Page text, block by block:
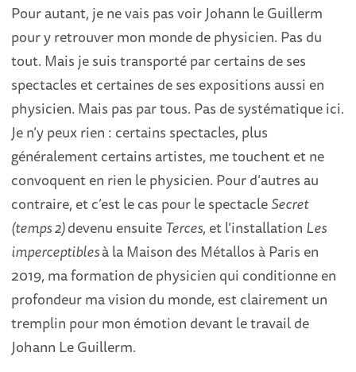
Pour autant, je ne vais pas voir Johann le Guillerm
pour y retrouver mon monde de physicien. Pas du
tout. Mais je suis transporté par certains de ses
spectacles et certaines de ses expositions aussi en
physicien. Mais pas par tous. Pas de systématique ici.
Je n’y peux rien : certains spectacles, plus
généralement certains artistes, me touchent et ne
convoquent en rien le physicien. Pour d’autres au
contraire, et c’est le cas pour le spectacleSecret
(temps 2)devenu ensuiteTerces, et l’installation Les
imperceptiblesà la Maison des Métallos à Paris en
2019, ma formation de physicien qui conditionne en
profondeur ma vision du monde, est clairement un
tremplin pour mon émotion devant le travail de
Johann Le Guillerm.